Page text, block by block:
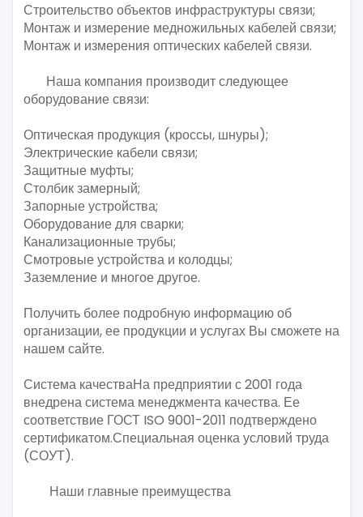
Строительство объектов инфраструктуры связи;
Монтаж и измерение медножильных кабелей связи;
Монтаж и измерения оптических кабелей связи.
Наша компания производит следующее
оборудование связи:
Оптическая продукция (кроссы, шнуры);
Электрические кабели связи;
Защитные муфты;
Столбик замерный;
Запорные устройства;
Оборудование для сварки;
Канализационные трубы;
Смотровые устройства и колодцы;
Заземление и многое другое.
Получить более подробную информацию об
организации, ее продукции и услугах Вы сможете на
нашем сайте.
Система качестваНа предприятии с 2001 года
внедрена система менеджмента качества. Ее
соответствие ГОСТ ISO 9001-2011 подтверждено
сертификатом.Специальная оценка условий труда
(СОУТ).
Наши главные преимущества